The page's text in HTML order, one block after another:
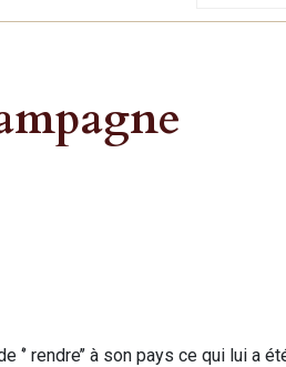
rendre’’ à son pays ce qui lui a